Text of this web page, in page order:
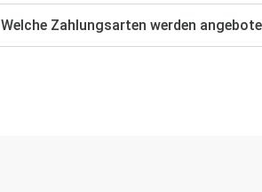
Welche Zahlungsarten werden